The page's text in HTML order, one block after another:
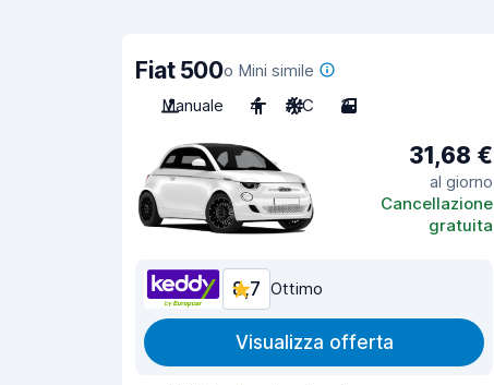
Fiat 500o Mini simile
Manuale
4 A/C 3
31,68 €
al giorno
Cancellazione
gratuita
8,7 Ottimo
Visualizza offerta